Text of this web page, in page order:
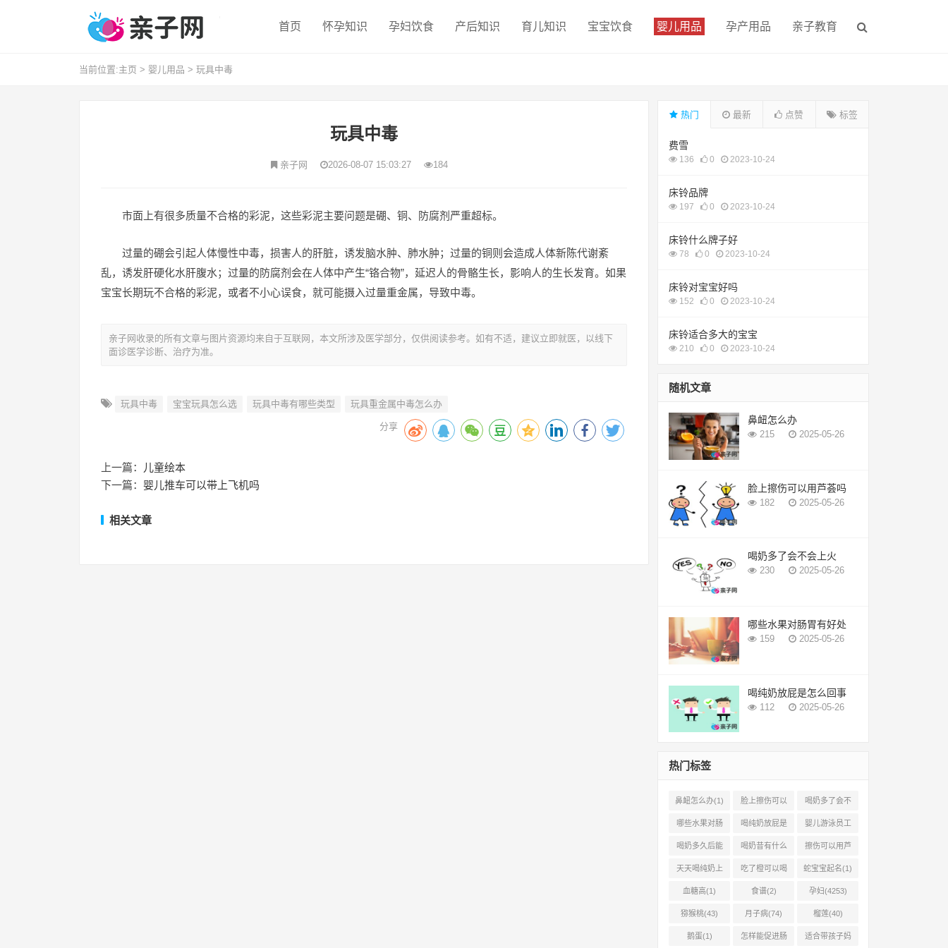
首页 怀孕知识 孕妇饮食 产后知识 育儿知识 宝宝饮食 婴儿用品 孕产用品 亲子教育
当前位置:主页 > 婴儿用品 > 玩具中毒
玩具中毒
亲子网 2026-08-07 15:03:27 184
市面上有很多质量不合格的彩泥，这些彩泥主要问题是硼、铜、防腐剂严重超标。
过量的硼会引起人体慢性中毒，损害人的肝脏，诱发脑水肿、肺水肿；过量的铜则会造成人体新陈代谢紊
乱，诱发肝硬化水肝腹水；过量的防腐剂会在人体中产生“铬合物”，延迟人的骨骼生长，影响人的生长发育。如果
宝宝长期玩不合格的彩泥，或者不小心误食，就可能摄入过量重金属，导致中毒。
亲子网收录的所有文章与图片资源均来自于互联网，本文所涉及医学部分，仅供阅读参考。如有不适，建议立即就医，以线下
面诊医学诊断、治疗为准。
玩具中毒 宝宝玩具怎么选 玩具中毒有哪些类型 玩具重金属中毒怎么办
上一篇：
儿童绘本
下一篇： 婴儿推车可以带上飞机吗
相关文章
热门 最新 点赞 标签
费雪
136 0 2023-10-24
床铃品牌
197 0 2023-10-24
床铃什么牌子好
78 0 2023-10-24
床铃对宝宝好吗
152 0 2023-10-24
床铃适合多大的宝宝
210 0 2023-10-24
随机文章
鼻衄怎么办
215 2025-05-26
脸上擦伤可以用芦荟吗
182 2025-05-26
喝奶多了会不会上火
230 2025-05-26
哪些水果对肠胃有好处
159 2025-05-26
喝纯奶放屁是怎么回事
112 2025-05-26
热门标签
鼻衄怎么办(1) 脸上擦伤可以
用芦荟吗(1)
喝奶多了会不
会上火(2)
哪些水果对肠
胃有好处(1)
喝纯奶放屁是
怎么回事(1)
婴儿游泳员工
怎样提成(2)
喝奶多久后能
吃柿子(2)
喝奶昔有什么
好处(1)
擦伤可以用芦
荟胶吗(1)
天天喝纯奶上
火吗(1)
吃了橙可以喝
椰奶吗(2)
蛇宝宝起名(1)
血糖高(1) 食谱(2) 孕妇(4253)
猕猴桃(43) 月子病(74) 榴莲(40)
鹅蛋(1) 怎样能促进肠 适合带孩子妈